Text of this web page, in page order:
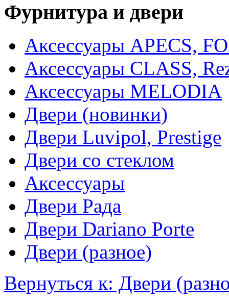
Фурнитура и двери
Аксессуары APECS,
Аксессуары CLASS,
Аксессуары MELODIA
Двери (новинки)
Двери Luvipol, Prestige
Двери со стеклом
Аксессуары
Двери Рада
Двери Dariano Porte
Двери (разное)
Вернуться к: Двери